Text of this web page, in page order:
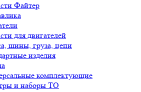
Файтер
для двигателей
шины, груза, цепи
изделия
комплектующие
и наборы ТО